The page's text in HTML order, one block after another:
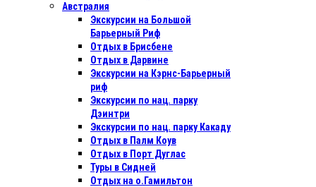
Австралия
Экскурсии на Большой
Барьерный Риф
Отдых в Бриcбене
Отдых в Дарвине
Экскурсии на Кэрнс-Барьерный
риф
Экскурсии по нац. парку
Дэинтри
Экскурсии по нац. парку Какаду
Отдых в Палм Коув
Отдых в Порт Дуглас
Туры в Сидней
Отдых на о.Гамильтон